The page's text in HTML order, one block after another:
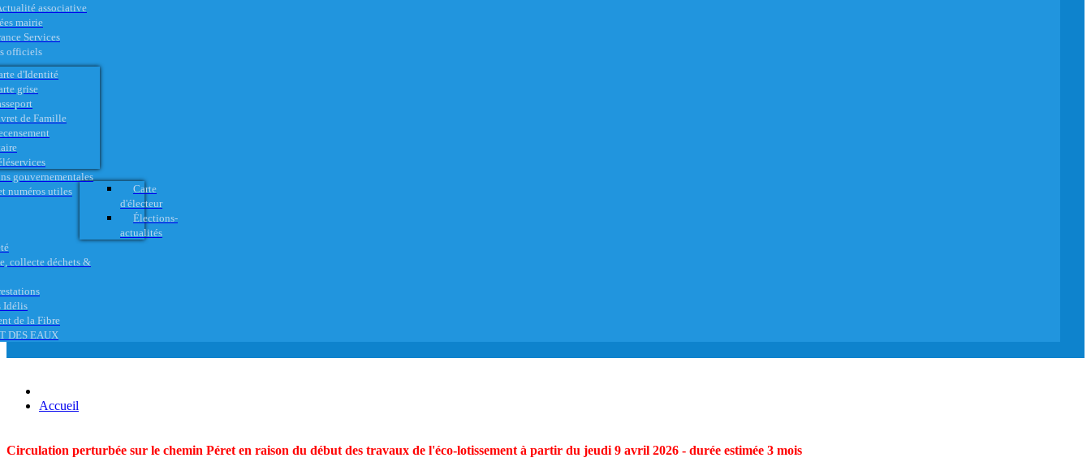
associative
mairie
Services
officiels
d'Identité
grise
de Famille
gouvernementales
numéros utiles
Carte
d'électeur
Élections-
actualités
collecte déchets &
Idélis
de la Fibre
DES EAUX
Accueil
Circulation perturbée sur le chemin Péret en raison du début des travaux de l'éco-lotissement à partir du jeudi 9 avril 2026 - durée estimée 3 mois